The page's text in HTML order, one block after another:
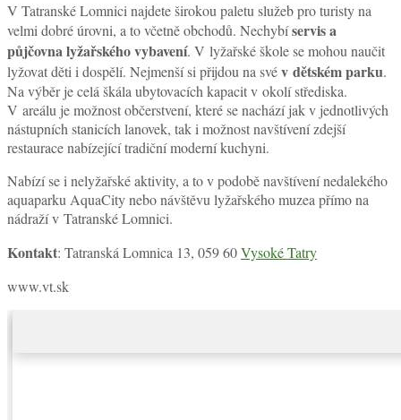
V Tatranské Lomnici najdete širokou paletu služeb pro turisty na
velmi dobré úrovni, a to včetně obchodů. Nechybíservis a
půjčovna lyžařského vybavení. V lyžařské škole se mohou naučit
lyžovat děti i dospělí. Nejmenší si přijdou na svév dětském parku.
Na výběr je celá škála ubytovacích kapacit v okolí střediska.
V areálu je možnost občerstvení, které se nachází jak v jednotlivých
nástupních stanicích lanovek, tak i možnost navštívení zdejší
restaurace nabízející tradiční moderní kuchyni.
Nabízí se i nelyžařské aktivity, a to v podobě navštívení nedalekého
aquaparku AquaCity nebo návštěvu lyžařského muzea přímo na
nádraží v Tatranské Lomnici.
Kontakt: Tatranská Lomnica 13, 059 60Vysoké Tatry
www.vt.sk